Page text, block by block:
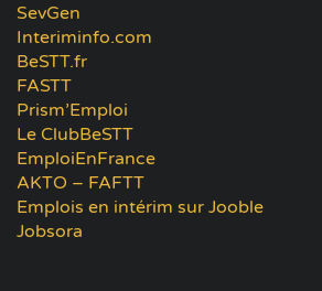
SevGen
Interiminfo.com
BeSTT.fr
FASTT
Prism’Emploi
Le ClubBeSTT
EmploiEnFrance
AKTO – FAFTT
Emplois en intérim sur Jooble
Jobsora